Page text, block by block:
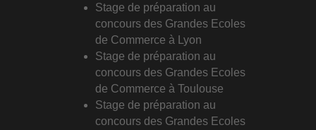
Stage de préparation au
concours des Grandes Ecoles
de Commerce à Lyon
Stage de préparation au
concours des Grandes Ecoles
de Commerce à Toulouse
Stage de préparation au
concours des Grandes Ecoles